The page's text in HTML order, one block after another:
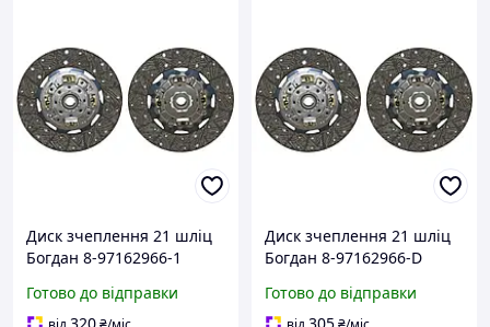
Диск зчеплення 21 шліц
Богдан 8-97162966-1
Готово до відправки
Диск зчеплення 21 шліц
Богдан 8-97162966-D
Готово до відправки